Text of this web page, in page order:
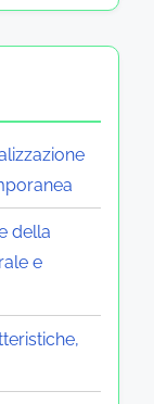
della
e